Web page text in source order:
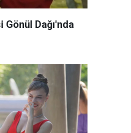
Gönül Dağı'nda